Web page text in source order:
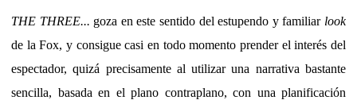
THE THREE... goza en este sentido del estupendo y familiar look
de la Fox, y consigue casi en todo momento prender el interés del
espectador, quizá precisamente al utilizar una narrativa bastante
sencilla, basada en el plano contraplano, con una planificación